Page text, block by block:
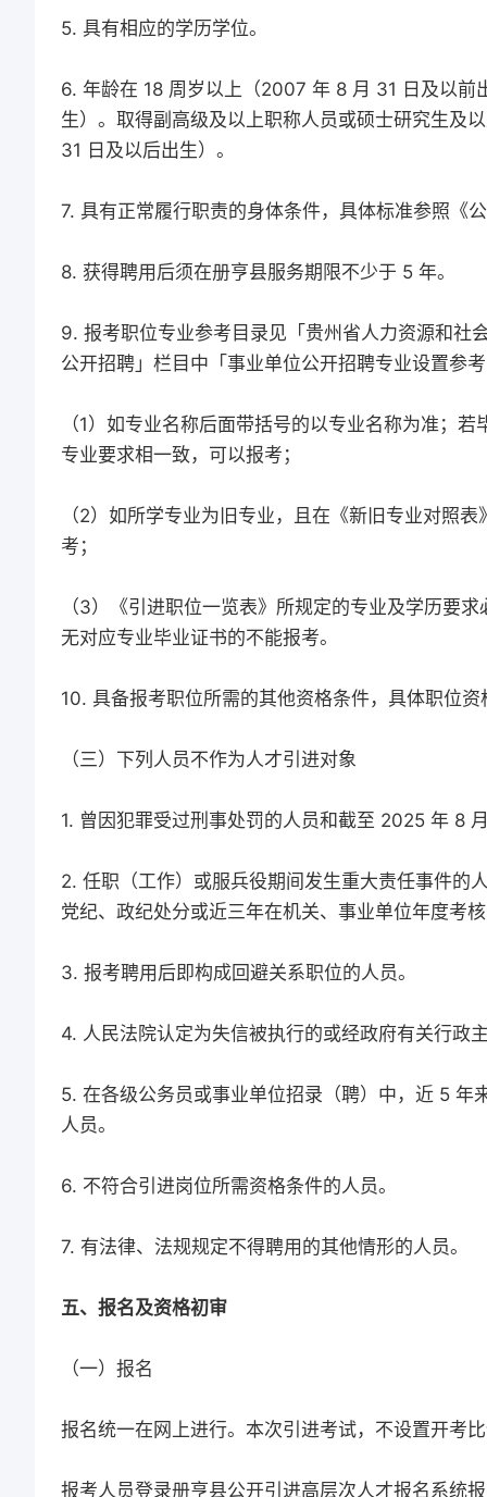
5. 具有相应的学历学位。
6. 年龄在 18 周岁以上（2007 年 8 月 31 日及以
生）。取得副高级及以上职称人员或硕士研究生及
31 日及以后出生）。
7. 具有正常履行职责的身体条件，具体标准参照《
8. 获得聘用后须在册亨县服务期限不少于 5 年。
9. 报考职位专业参考目录见「贵州省人力资源和社
公开招聘」栏目中「事业单位公开招聘专业设置参
（1）如专业名称后面带括号的以专业名称为准；
专业要求相一致，可以报考；
（2）如所学专业为旧专业，且在《新旧专业对照
考；
（3）《引进职位一览表》所规定的专业及学历要
无对应专业毕业证书的不能报考。
10. 具备报考职位所需的其他资格条件，具体职位
（三）下列人员不作为人才引进对象
1. 曾因犯罪受过刑事处罚的人员和截至 2025 年 8
2. 任职（工作）或服兵役期间发生重大责任事件的
党纪、政纪处分或近三年在机关、事业单位年度考
3. 报考聘用后即构成回避关系职位的人员。
4. 人民法院认定为失信被执行的或经政府有关行政
5. 在各级公务员或事业单位招录（聘）中，近 5 年
人员。
6. 不符合引进岗位所需资格条件的人员。
7. 有法律、法规规定不得聘用的其他情形的人员。
五、报名及资格初审
（一）报名
报名统一在网上进行。本次引进考试，不设置开考
报考人员登录册亨县公开引进高层次人才报名系统